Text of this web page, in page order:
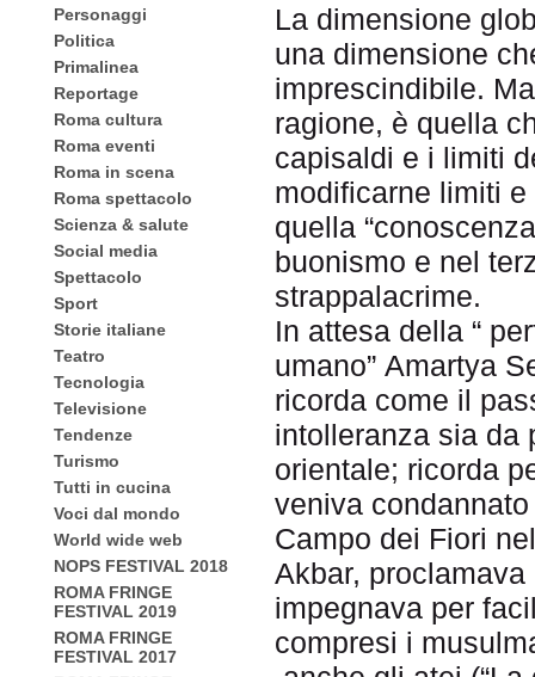
Personaggi
Politica
Primalinea
Reportage
Roma cultura
Roma eventi
Roma in scena
Roma spettacolo
Scienza & salute
Social media
Spettacolo
Sport
Storie italiane
Teatro
Tecnologia
Televisione
Tendenze
Turismo
Tutti in cucina
Voci dal mondo
World wide web
NOPS FESTIVAL 2018
ROMA FRINGE
FESTIVAL 2019
ROMA FRINGE
FESTIVAL 2017
La dimensione
una dimensione
imprescindibile.
ragione, è quella
capisaldi e i limiti
modificarne limiti
quella
buonismo e nel
strappalacrime.
In attesa della “
umano” Amartya
ricorda come il
intolleranza sia da
orientale; ricorda
veniva
Campo dei Fiori
Akbar,
impegnava per
compresi i